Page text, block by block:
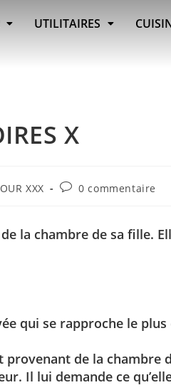
UTILITAIRES
X
XXX 0 commentaire
la chambre de sa fille.
qui se rapproche le
de la
Il lui demande ce